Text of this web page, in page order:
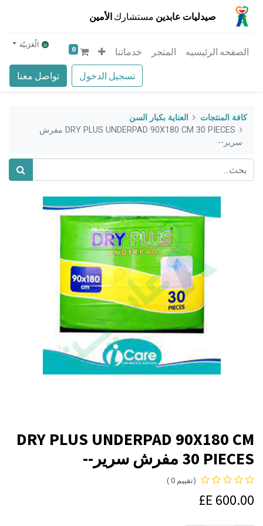
صيدليات عابدين مستشارك الأمين
تسجيل الدخول تواصل معنا
الصفحه الرئيسيه المتجر خدماتنا 0 الْعَرَبيّة
كافة المنتجات
العناية بكبار السن
DRY PLUS UNDERPAD 90X180 CM 30 PIECES مفرش
سرير--
DRY PLUS UNDERPAD 90X180 CM
30 PIECES مفرش سرير--
(تقييم 0 )
600.00